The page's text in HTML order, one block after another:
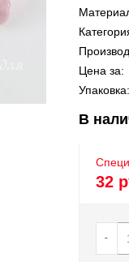
Цена за:
Упаковка:
В
32
-